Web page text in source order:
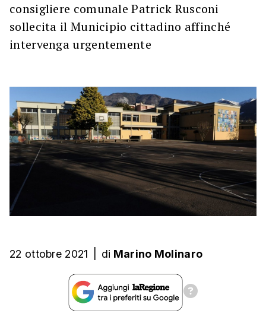
consigliere comunale Patrick Rusconi
sollecita il Municipio cittadino affinché
intervenga urgentemente
22 ottobre 2021 di Marino Molinaro